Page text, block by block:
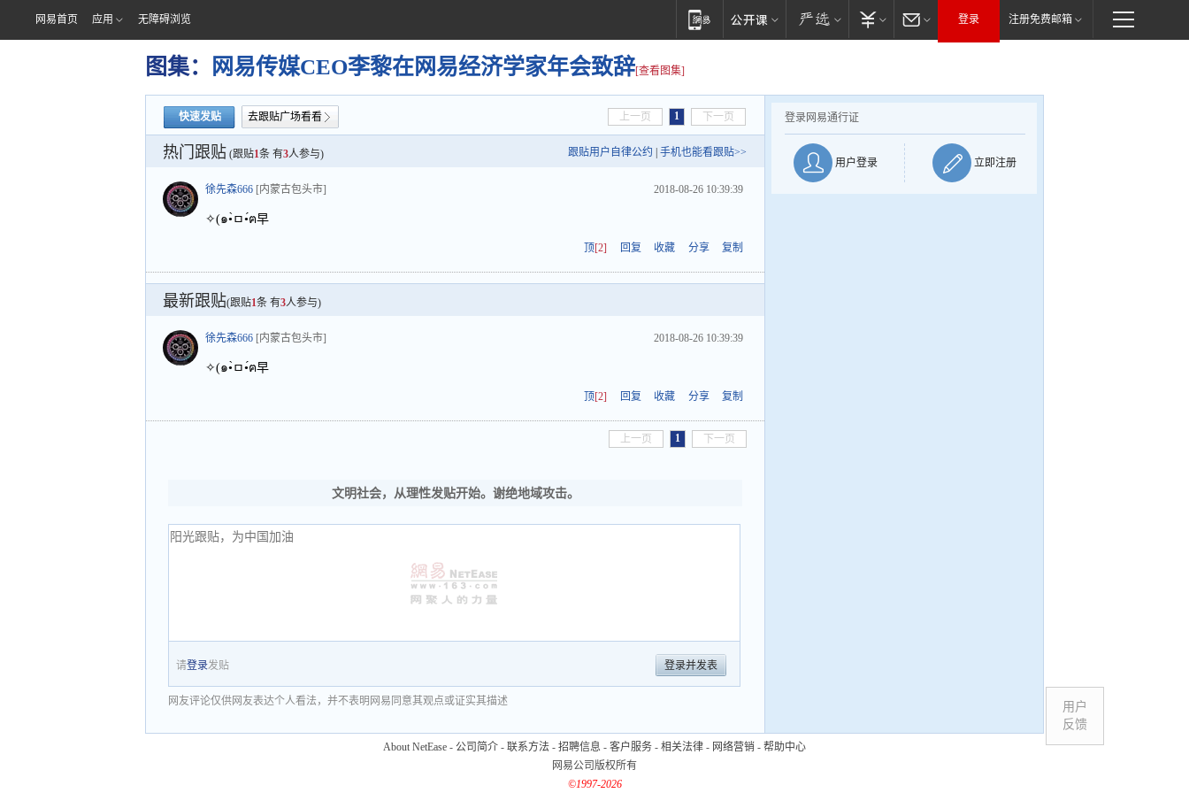
网易首页 应用 无障碍浏览 登录 注册免费邮箱
图集： 网易传媒CEO李黎在网易经济学家年会致辞[查看图集]
快速发贴 去跟贴广场看看 上一页 1 下一页
热门跟贴 (跟贴1条 有3人参与) 跟贴用户自律公约 手机也能看跟贴>>
徐先森666 [内蒙古包头市] 2018-08-26 10:39:39
✧(๑•̀ㅁ•́ฅ早
顶[2] 回复 收藏 分享 复制
最新跟贴(跟贴1条 有3人参与)
徐先森666 [内蒙古包头市] 2018-08-26 10:39:39
✧(๑•̀ㅁ•́ฅ早
顶[2] 回复 收藏 分享 复制
上一页 1 下一页
文明社会，从理性发贴开始。谢绝地域攻击。
请登录发贴 登录并发表
网友评论仅供网友表达个人看法，并不表明网易同意其观点或证实其描述
登录网易通行证
用户登录 立即注册
用户
反馈
About NetEase - 公司简介 - 联系方法 - 招聘信息 - 客户服务 - 相关法律 - 网络营销 - 帮助中心
网易公司版权所有
©1997-2026